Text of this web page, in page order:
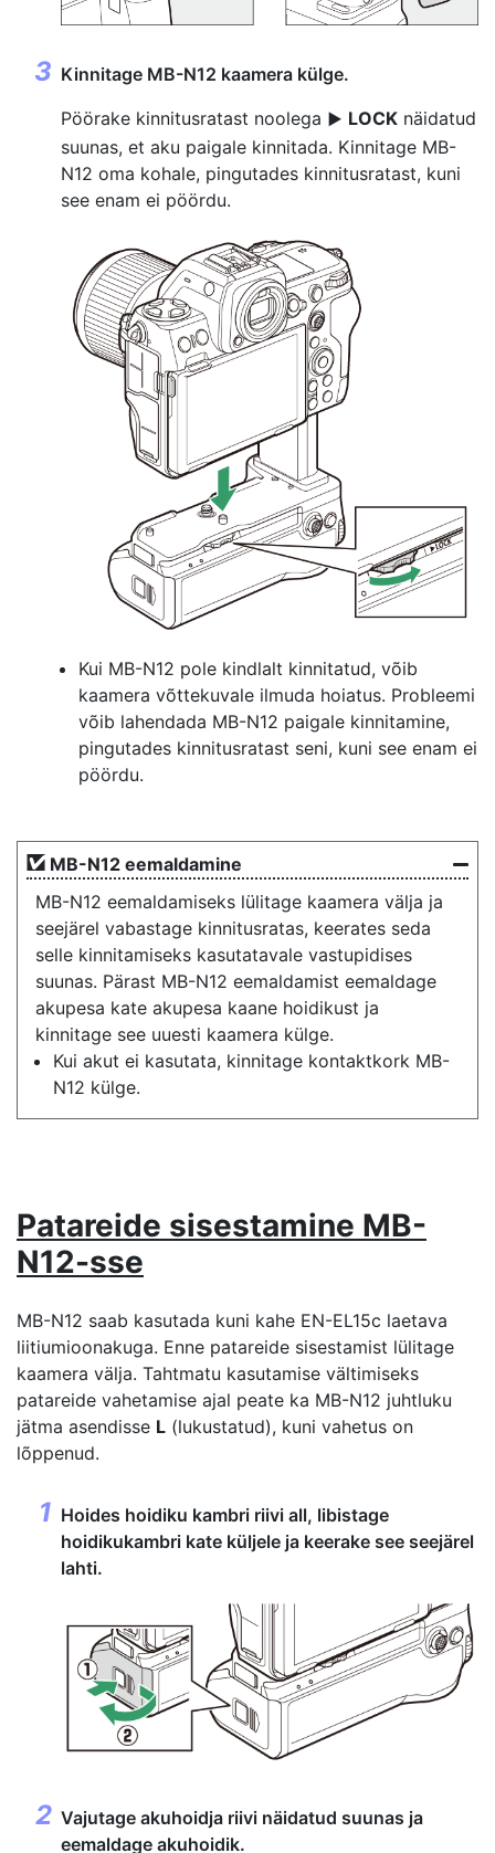
Kinnitage MB-N12 kaamera külge.
Pöörake kinnitusratast noolega F LOCK näidatud
suunas, et aku paigale kinnitada. Kinnitage MB-
N12 oma kohale, pingutades kinnitusratast, kuni
see enam ei pöördu.
Kui MB-N12 pole kindlalt kinnitatud, võib
kaamera võttekuvale ilmuda hoiatus. Probleemi
võib lahendada MB-N12 paigale kinnitamine,
pingutades kinnitusratast seni, kuni see enam ei
pöördu.
MB-N12 eemaldamine
MB-N12 eemaldamiseks lülitage kaamera välja ja
seejärel vabastage kinnitusratas, keerates seda
selle kinnitamiseks kasutatavale vastupidises
suunas. Pärast MB-N12 eemaldamist eemaldage
akupesa kate akupesa kaane hoidikust ja
kinnitage see uuesti kaamera külge.
Kui akut ei kasutata, kinnitage kontaktkork MB-
N12 külge.
Patareide sisestamine MB-
N12-sse
MB-N12 saab kasutada kuni kahe EN-EL15c laetava
liitiumioonakuga. Enne patareide sisestamist lülitage
kaamera välja. Tahtmatu kasutamise vältimiseks
patareide vahetamise ajal peate ka MB-N12 juhtluku
jätma asendisse L (lukustatud), kuni vahetus on
lõppenud.
Hoides hoidiku kambri riivi all, libistage
hoidikukambri kate küljele ja keerake see seejärel
lahti.
Vajutage akuhoidja riivi näidatud suunas ja
eemaldage akuhoidik.